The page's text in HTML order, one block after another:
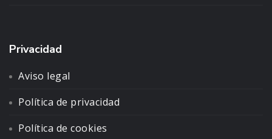
Privacidad
Aviso legal
Política de privacidad
Política de cookies